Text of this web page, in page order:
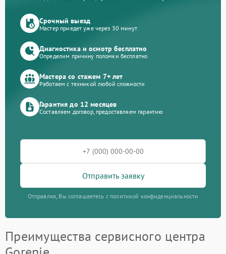
Срочный выезд
Мастер приедет уже через 30 минут
Диагностика и осмотр бесплатно
Определим причину поломки бесплатно
Мастера со стажем 7+ лет
Работаем с техникой любой сложности
Гарантия до 12 месяцев
Составляем договор, предоставляем гарантию
Отправить заявку
Отправляя, Вы соглашаетесь с политикой конфиденциальности
Преимущества сервисного центра